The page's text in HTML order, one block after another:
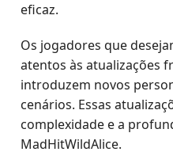
eficaz.
Os jogadores que
atentos às atualizações
introduzem novos
cenários. Essas
complexidade e a
MadHitWildAlice.